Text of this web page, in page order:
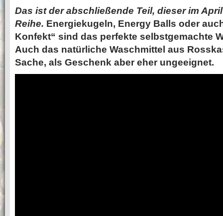
Das ist der abschließende Teil, dieser im
Reihe. Energiekugeln, Energy Balls oder
Konfekt“ sind das perfekte selbstgemachte
Auch das natürliche Waschmittel aus
Sache, als Geschenk aber eher ungeeignet.